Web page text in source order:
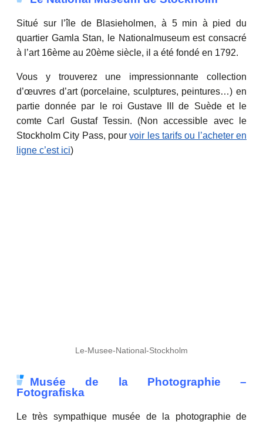
Situé sur l’île de Blasieholmen, à 5 min à pied du
quartier Gamla Stan, le Nationalmuseum est consacré
à l’art 16ème au 20ème siècle, il a été fondé en 1792.
Vous y trouverez une impressionnante collection
d’œuvres d’art (porcelaine, sculptures, peintures…) en
partie donnée par le roi Gustave III de Suède et le
comte Carl Gustaf Tessin. (Non accessible avec le
Stockholm City Pass, pourvoir les tarifs ou l’acheter en
ligne c’est ici)
Le-Musee-National-Stockholm
Musée de la Photographie –
Fotografiska
Le très sympathique musée de la photographie de